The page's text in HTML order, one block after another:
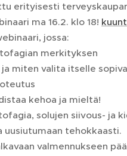
erityisesti
ma 16.2. klo 18!
jossa:
merkityksen
miten valita itselle sopiva
kehoa ja mieltä!
solujen siivous- ja
uusiutumaan tehokkaasti.
valmennukseen